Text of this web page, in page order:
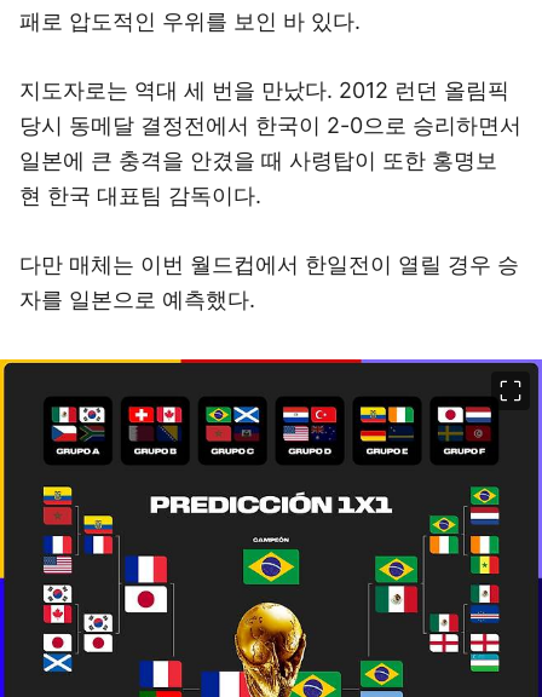
패로 압도적인 우위를 보인 바 있다.
지도자로는 역대 세 번을 만났다. 2012 런던 올림픽
당시 동메달 결정전에서 한국이 2-0으로 승리하면서
일본에 큰 충격을 안겼을 때 사령탑이 또한 홍명보
현 한국 대표팀 감독이다.
다만 매체는 이번 월드컵에서 한일전이 열릴 경우 승
자를 일본으로 예측했다.